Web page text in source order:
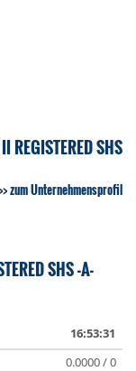
REGISTERED SHS
zum Unternehmensprofil
SHS -A-
16:53:31
0.0000 / 0